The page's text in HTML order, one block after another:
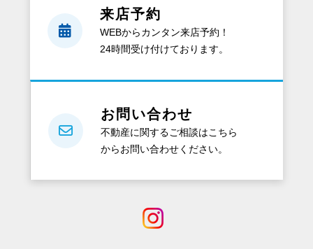
来店予約
WEBからカンタン来店予約！
24時間受け付けております。
お問い合わせ
不動産に関するご相談はこちら
からお問い合わせください。